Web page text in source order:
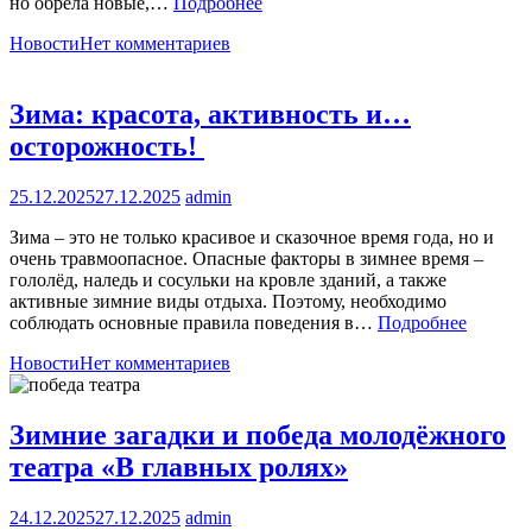
НовостиНет комментариев
Зима: красота, активность и…
осторожность!
25.12.202527.12.2025 admin
Зима – это не только красивое и сказочное время года, но и
очень травмоопасное. Опасные факторы в зимнее время –
гололёд, наледь и сосульки на кровле зданий, а также
активные зимние виды отдыха. Поэтому, необходимо
соблюдать основные правила поведения в… Подробнее
НовостиНет комментариев
Зимние загадки и победа молодёжного
театра «В главных ролях»
24.12.202527.12.2025 admin